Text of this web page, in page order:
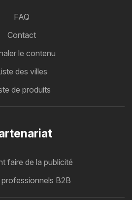
FAQ
Contact
le contenu
des villes
de produits
faire de la publicité
B2B